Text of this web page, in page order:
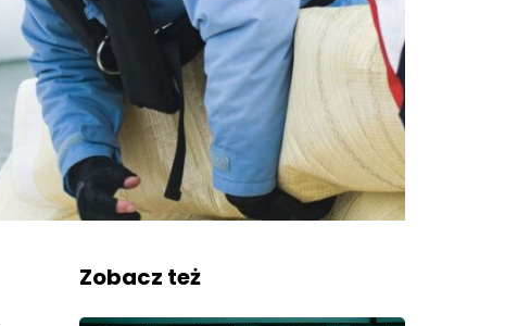
Zobacz też